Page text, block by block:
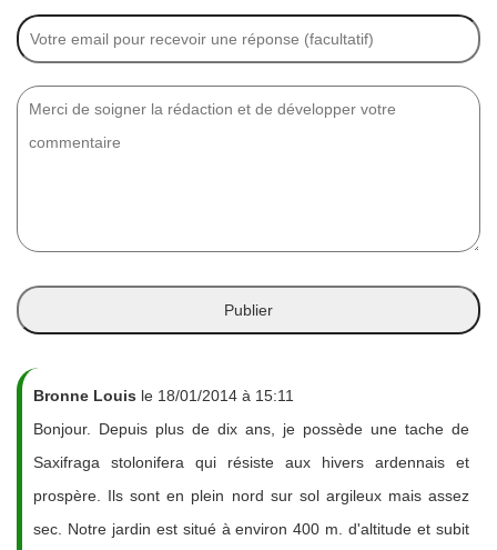
Bronne Louis le 18/01/2014 à 15:11
Bonjour. Depuis plus de dix ans, je possède une tache de
Saxifraga stolonifera qui résiste aux hivers ardennais et
prospère. Ils sont en plein nord sur sol argileux mais assez
sec. Notre jardin est situé à environ 400 m. d'altitude et subit